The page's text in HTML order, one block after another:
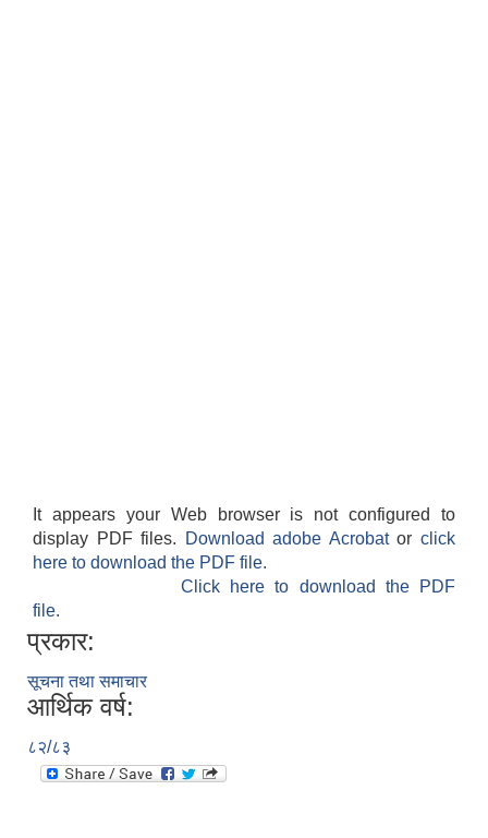
It appears your Web browser is not configured to
display PDF files.
Download adobe Acrobatorclick
here to download the PDF file.
Click here to download the PDF
file.
प्रकार:
सूचना तथा समाचार
आर्थिक वर्ष:
८२/८३